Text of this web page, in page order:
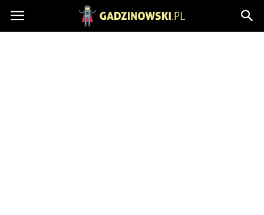
Gadzinowski.pl